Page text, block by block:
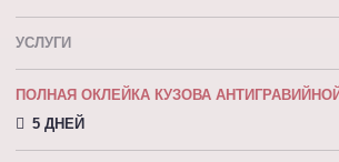
УСЛУГИ
ПОЛНАЯ ОКЛЕЙКА КУЗОВА
5 ДНЕЙ